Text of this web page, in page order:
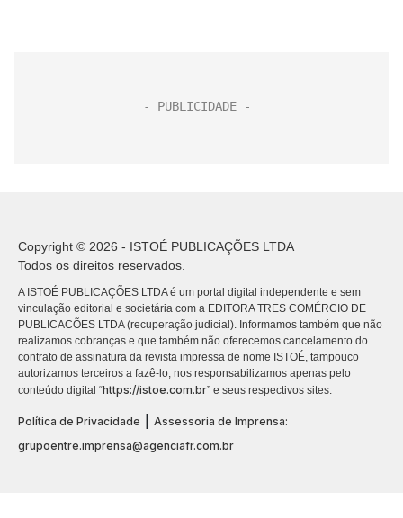
Copyright © 2026 - ISTOÉ PUBLICAÇÕES LTDA
Todos os direitos reservados.
A ISTOÉ PUBLICAÇÕES LTDA é um portal digital independente e sem
vinculação editorial e societária com a EDITORA TRES COMÉRCIO DE
PUBLICACÕES LTDA (recuperação judicial). Informamos também que não
realizamos cobranças e que também não oferecemos cancelamento do
contrato de assinatura da revista impressa de nome ISTOÉ, tampouco
autorizamos terceiros a fazê-lo, nos responsabilizamos apenas pelo
conteúdo digital “https://istoe.com.br” e seus respectivos sites.
Política de Privacidade
Assessoria de Imprensa:
grupoentre.imprensa@agenciafr.com.br